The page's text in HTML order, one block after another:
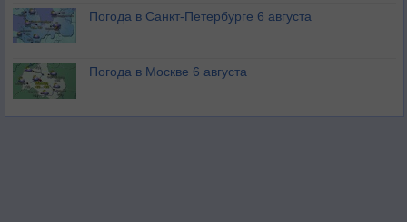
Погода в Санкт-Петербурге 6 августа
Погода в Москве 6 августа